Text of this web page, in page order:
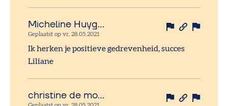
Micheline Huyg…
Geplaatst op vr, 28.05.2021
Ik herken je positieve gedrevenheid, succes
Liliane
christine de moor
Geplaatst op vr, 28.05.2021